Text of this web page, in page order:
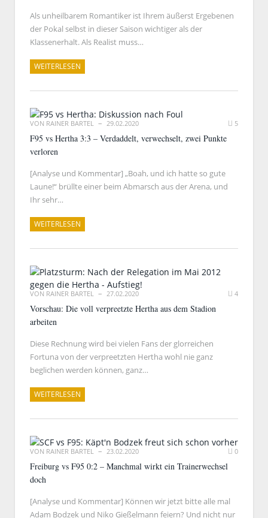
Als unheilbarem Romantiker ist Ihrem äußerst Ergebenen
der Pokal selbst in dieser Saison wichtiger als der
Klassenerhalt. Als Realist muss…
WEITERLESEN
VON RAINER BARTEL 29.02.2020 5
F95 vs Hertha 3:3 – Verdaddelt, verwechselt, zwei Punkte
verloren
[Analyse und Kommentar] „Boah, und ich hatte so gute
Laune!“ brüllte einer beim Abmarsch aus der Arena, und
Ihr sehr…
WEITERLESEN
VON RAINER BARTEL 27.02.2020 4
Vorschau: Die voll verpreetzte Hertha aus dem Stadion
arbeiten
Diese Rechnung wird bei vielen Fans der glorreichen
Fortuna von der verpreetzten Hertha wohl nie ganz
beglichen werden können, ganz…
WEITERLESEN
VON RAINER BARTEL 23.02.2020 0
Freiburg vs F95 0:2 – Manchmal wirkt ein Trainerwechsel
doch
[Analyse und Kommentar] Können wir jetzt bitte alle mal
Adam Bodzek und Niko Gießelmann feiern? Und nicht nur